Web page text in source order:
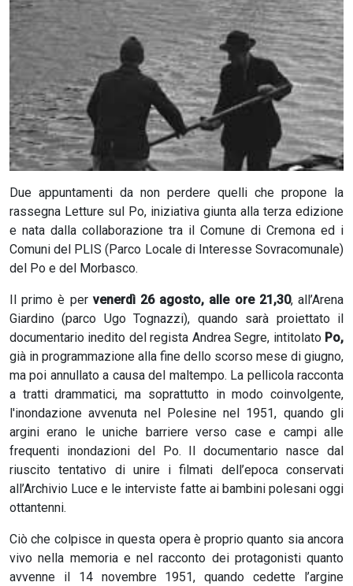
Due appuntamenti da non perdere quelli che propone la
rassegna Letture sul Po, iniziativa giunta alla terza edizione
e nata dalla collaborazione tra il Comune di Cremona ed i
Comuni del PLIS (Parco Locale di Interesse Sovracomunale)
del Po e del Morbasco.
Il primo è per venerdì 26 agosto, alle ore 21,30, all’Arena
Giardino (parco Ugo Tognazzi), quando sarà proiettato il
documentario inedito del regista Andrea Segre, intitolato Po,
già in programmazione alla fine dello scorso mese di giugno,
ma poi annullato a causa del maltempo. La pellicola racconta
a tratti drammatici, ma soprattutto in modo coinvolgente,
l'inondazione avvenuta nel Polesine nel 1951, quando gli
argini erano le uniche barriere verso case e campi alle
frequenti inondazioni del Po. Il documentario nasce dal
riuscito tentativo di unire i filmati dell’epoca conservati
all’Archivio Luce e le interviste fatte ai bambini polesani oggi
ottantenni.
Ciò che colpisce in questa opera è proprio quanto sia ancora
vivo nella memoria e nel racconto dei protagonisti quanto
avvenne il 14 novembre 1951, quando cedette l’argine